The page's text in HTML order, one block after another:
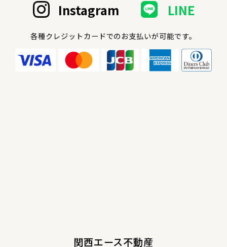
Instagram LINE
各種クレジットカードでのお支払いが可能です。
関西エース不動産